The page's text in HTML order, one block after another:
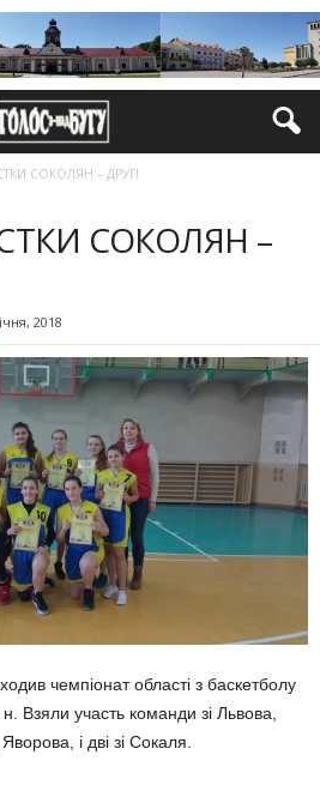
СОКОЛЯН – ДРУГІ
СОКОЛЯН –
2018
чемпіонат області з баскетболу
Взяли участь команди зі Львова,
і дві зі Сокаля.